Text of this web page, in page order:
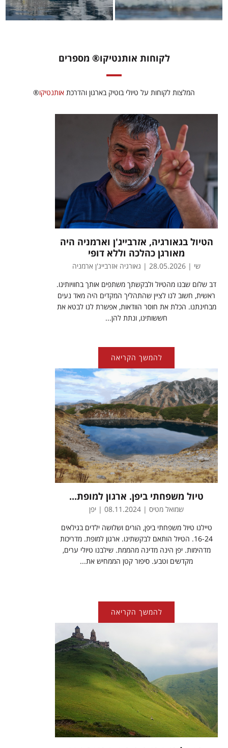
לקוחות אותנטיקו® מספרים
המלצות לקוחות על טיולי בוטיק בארגון והדרכת אותנטיקו®
הטיול בגאורגיה, אזרבייג'ן וארמניה היה
מאורגן כהלכה וללא דופי
שי | 28.05.2026 | גאורגיה אזרבייג'ן ארמניה
דב שלום שבנו מהטיול ולבקשתך משתפים אותך בחוויותינו.
ראשית, חשוב לנו לציין שהתהליך המקדים היה מאד נעים
מבחינתנו. הכלת את חוסר הוודאות, אפשרת לנו לבטא את
חששותינו, ונתת להן...
להמשך הקריאה
טיול משפחתי ביפן. ארגון למופת...
שמואל מטיס | 08.11.2024 | יפן
טיילנו טיול משפחתי ביפן, הורים ושלושה ילדים בגילאים
16-24. הטיול הותאם לבקשתינו. ארגון למופת. מדריכות
מדהימות. יפן הינה מדינה מהממת. שילבנו טיולי ערים,
מקדשים וטבע. סיפור קטן הממחיש את...
להמשך הקריאה